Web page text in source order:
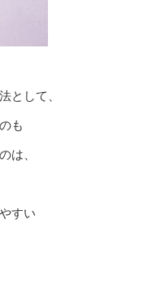
として、
も
は、
すい